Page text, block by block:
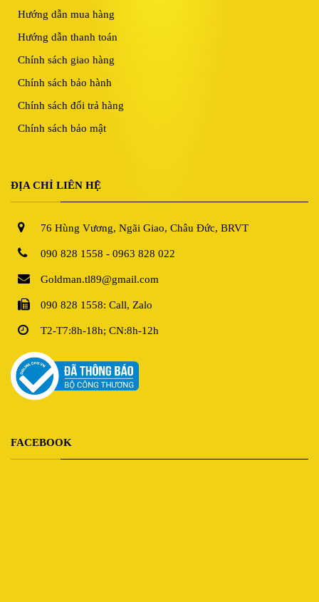
Hướng dẫn mua hàng
Hướng dẫn thanh toán
Chính sách giao hàng
Chính sách bảo hành
Chính sách đổi trả hàng
Chính sách bảo mật
ĐỊA CHỈ LIÊN HỆ
76 Hùng Vương, Ngãi Giao, Châu Đức, BRVT
090 828 1558 - 0963 828 022
Goldman.tl89@gmail.com
090 828 1558: Call, Zalo
T2-T7:8h-18h; CN:8h-12h
FACEBOOK